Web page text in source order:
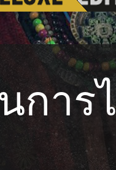
การ